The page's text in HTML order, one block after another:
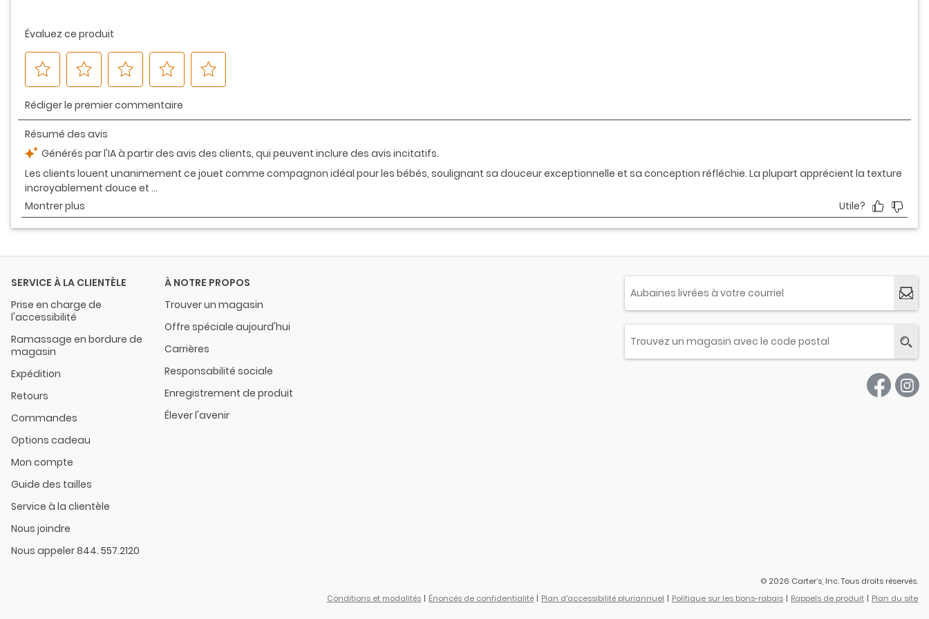
SERVICE À LA CLIENTÈLE
Prise en charge de
l'accessibilité
Ramassage en bordure de
magasin
Expédition
Retours
Commandes
Options cadeau
Mon compte
Guide des tailles
Service à la clientèle
Nous joindre
Nous appeler 844. 557.2120
À NOTRE PROPOS
Trouver un magasin
Offre spéciale aujourd'hui
Carrières
Responsabilité sociale
Enregistrement de produit
Élever l'avenir
© 2026 Carter’s, Inc. Tous droits réservés.
Conditions et modalités
Énoncés de confidentialité Plan d'accessibilité pluriannuel Politique sur les bons-rabais Rappels de produit Plan du site